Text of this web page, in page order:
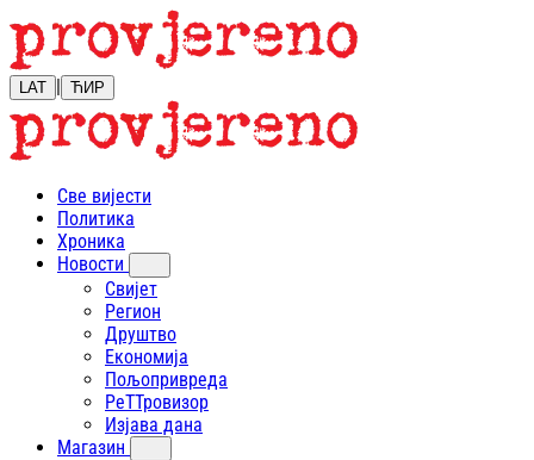
LAT | ЋИР
Све вијести
Политика
Хроника
Новости
Свијет
Регион
Друштво
Економија
Пољопривреда
РеТТровизор
Изјава дана
Магазин